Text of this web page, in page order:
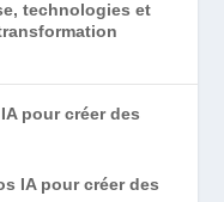
pour créer des